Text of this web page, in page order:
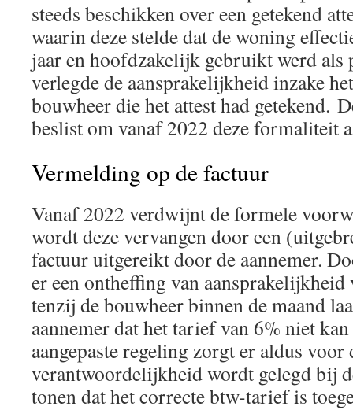
steeds beschikken over een getekend
waarin deze stelde dat de woning
jaar en hoofdzakelijk gebruikt werd
verlegde de aansprakelijkheid inzake
bouwheer die het attest had getekend.
beslist om vanaf 2022 deze formaliteit
Vermelding op de factuur
Vanaf 2022 verdwijnt de formele
wordt deze vervangen door een
factuur uitgereikt door de aannemer.
er een ontheffing van aansprakelijkheid
tenzij de bouwheer binnen de maand
aannemer dat het tarief van 6% niet
aangepaste regeling zorgt er aldus voor
verantwoordelijkheid wordt gelegd bij
tonen dat het correcte btw-tarief is